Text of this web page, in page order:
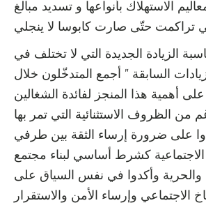
الاستهلاك بأنواعها و تسديد مبالغ
الزيادة الجديدة التي لا تختلف في
السابقة ” أجمع المتدخّلون خلال
أهمية هذا المنجز لفائدة الشغالين
من الظروف الاستثنائية التي تمر بها
على ضرورة إرساء الثقة بين طرفي
الاجتماعية كشرط أساسي لبناء مجتمع
والحرية وأكدوا في نفس السياق على
الاجتماعي وإرساء الأمن والاستقرار